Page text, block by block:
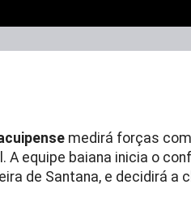
medirá forças
A equipe baiana inicia o
de Santana, e decidirá a